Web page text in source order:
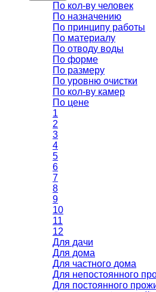
По кол-ву человек
По назначению
По принципу работы
По материалу
По отводу воды
По форме
По размеру
По уровню очистки
По кол-ву камер
По цене
1
2
3
4
5
6
7
8
9
10
11
12
Для дачи
Для дома
Для частного дома
Для непостоянного
Для постоянного